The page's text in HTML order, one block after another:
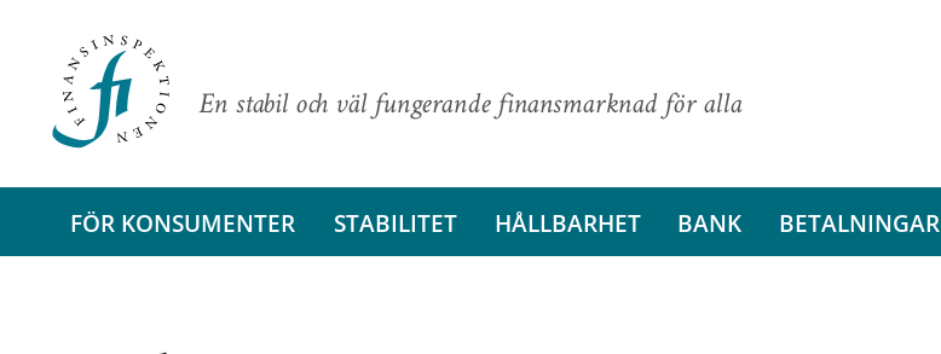
En stabil och väl fungerande finansmarknad för alla
FÖR KONSUMENTER STABILITET HÅLLBARHET BANK BETALNINGAR